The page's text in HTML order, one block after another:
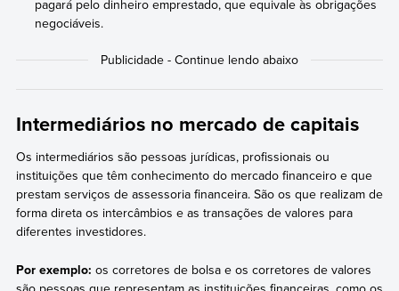
pagará pelo dinheiro emprestado, que equivale às obrigações
negociáveis.
Intermediários no mercado de capitais
Os intermediários são pessoas jurídicas, profissionais ou
instituições que têm conhecimento do mercado financeiro e que
prestam serviços de assessoria financeira. São os que realizam de
forma direta os intercâmbios e as transações de valores para
diferentes investidores.
Por exemplo: os corretores de bolsa e os corretores de valores